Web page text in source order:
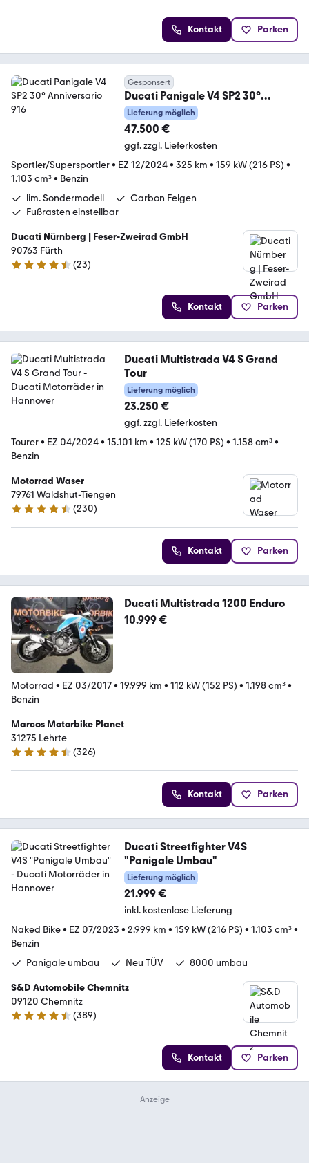
Kontakt Parken
Gesponsert
Ducati Panigale V4 SP2 30°
Anniversario 916
Lieferung möglich
47.500 €
ggf. zzgl. Lieferkosten
Sportler/Supersportler• EZ 12/2024• 325 km • 159 kW (216 PS) •
1.103 cm³• Benzin
lim. Sondermodell
Carbon Felgen
Fußrasten einstellbar
Ducati Nürnberg | Feser-Zweirad GmbH
90763 Fürth
4.3 Sterne
(23)
Kontakt Parken
Ducati Multistrada V4 S Grand
Tour
Lieferung möglich
23.250 €
ggf. zzgl. Lieferkosten
Tourer• EZ 04/2024• 15.101 km • 125 kW (170 PS) • 1.158 cm³•
Benzin
Motorrad Waser
79761 Waldshut-Tiengen
4.3 Sterne
(230)
Kontakt Parken
Ducati Multistrada 1200 Enduro
10.999 €
Motorrad • EZ 03/2017• 19.999 km • 112 kW (152 PS) • 1.198 cm³•
Benzin
Marcos Motorbike Planet
31275 Lehrte
4.7 Sterne
(326)
Kontakt Parken
Ducati Streetfighter V4S
"Panigale Umbau"
Lieferung möglich
21.999 €
inkl. kostenlose Lieferung
Naked Bike• EZ 07/2023 • 2.999 km • 159 kW (216 PS) • 1.103 cm³•
Benzin
Panigale umbau
Neu TÜV 8000 umbau
S&D Automobile Chemnitz
09120 Chemnitz
4.7 Sterne
(389)
Kontakt Parken